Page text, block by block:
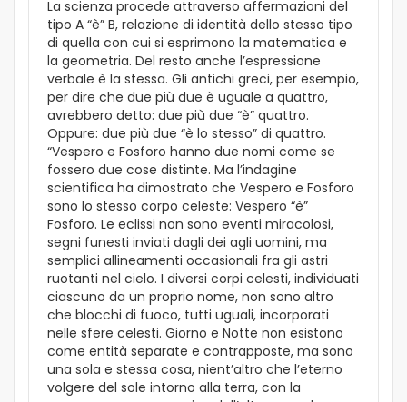
La scienza procede attraverso affermazioni del
tipo A “è” B, relazione di identità dello stesso tipo
di quella con cui si esprimono la matematica e
la geometria. Del resto anche l’espressione
verbale è la stessa. Gli antichi greci, per esempio,
per dire che due più due è uguale a quattro,
avrebbero detto: due più due “è” quattro.
Oppure: due più due “è lo stesso” di quattro.
“Vespero e Fosforo hanno due nomi come se
fossero due cose distinte. Ma l’indagine
scientifica ha dimostrato che Vespero e Fosforo
sono lo stesso corpo celeste: Vespero “è”
Fosforo. Le eclissi non sono eventi miracolosi,
segni funesti inviati dagli dei agli uomini, ma
semplici allineamenti occasionali fra gli astri
ruotanti nel cielo. I diversi corpi celesti, individuati
ciascuno da un proprio nome, non sono altro
che blocchi di fuoco, tutti uguali, incorporati
nelle sfere celesti. Giorno e Notte non esistono
come entità separate e contrapposte, ma sono
una sola e stessa cosa, nient’altro che l’eterno
volgere del sole intorno alla terra, con la